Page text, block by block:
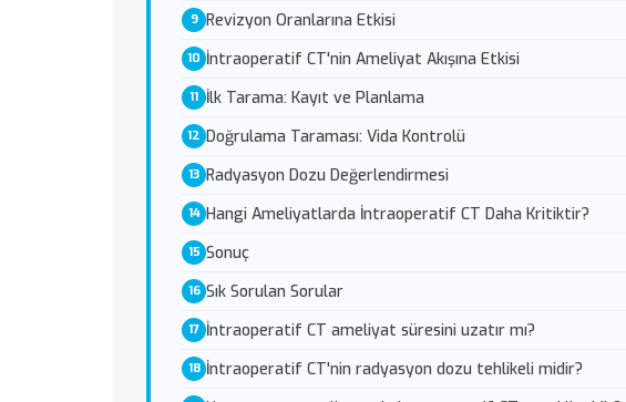
Revizyon Oranlarına Etkisi
İntraoperatif CT'nin Ameliyat Akışına Etkisi
İlk Tarama: Kayıt ve Planlama
Doğrulama Taraması: Vida Kontrolü
Radyasyon Dozu Değerlendirmesi
Hangi Ameliyatlarda İntraoperatif CT Daha Kritiktir?
Sonuç
Sık Sorulan Sorular
İntraoperatif CT ameliyat süresini uzatır mı?
İntraoperatif CT'nin radyasyon dozu tehlikeli midir?